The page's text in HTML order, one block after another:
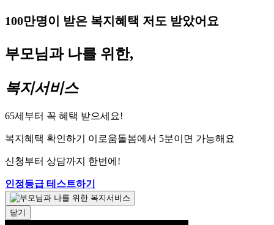
100만명이 받은 복지혜택 저도 받았어요
부모님과 나를 위한,
복지서비스
65세부터 꼭 혜택 받으세요!
복지혜택 확인하기 이로움돌봄에서 5분이면 가능해요
신청부터 상담까지 한번에!
인정등급 테스트하기
닫기